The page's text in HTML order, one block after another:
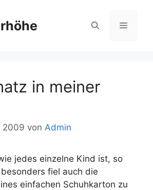
Menü
in meiner
2009 von Admin
jedes einzelne Kind ist, so
fiel auch die
einfachen Schuhkarton zu